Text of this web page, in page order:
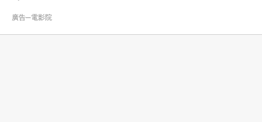
廣告─電影院